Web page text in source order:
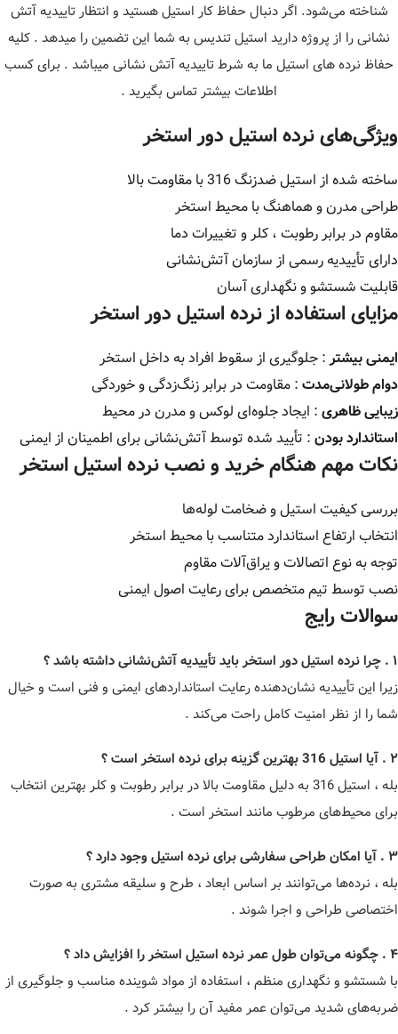
شناخته می‌شود. اگر دنبال حفاظ کار استیل هستید و انتظار تاییدیه آتش
نشانی را از پروژه دارید استیل تندیس به شما این تضمین را میدهد . کلیه
حفاظ نرده های استیل ما به شرط تاییدیه آتش نشانی میباشد . برای کسب
اطلاعات بیشتر تماس بگیرید .
ویژگی‌های نرده استیل دور استخر
ساخته شده از استیل ضدزنگ 316 با مقاومت بالا
طراحی مدرن و هماهنگ با محیط استخر
مقاوم در برابر رطوبت ، کلر و تغییرات دما
دارای تأییدیه رسمی از سازمان آتش‌نشانی
قابلیت شستشو و نگهداری آسان
مزایای استفاده از نرده استیل دور استخر
ایمنی بیشتر : جلوگیری از سقوط افراد به داخل استخر
دوام طولانی‌مدت : مقاومت در برابر زنگ‌زدگی و خوردگی
زیبایی ظاهری : ایجاد جلوه‌ای لوکس و مدرن در محیط
استاندارد بودن : تأیید شده توسط آتش‌نشانی برای اطمینان از ایمنی
نکات مهم هنگام خرید و نصب نرده استیل استخر
بررسی کیفیت استیل و ضخامت لوله‌ها
انتخاب ارتفاع استاندارد متناسب با محیط استخر
توجه به نوع اتصالات و یراق‌آلات مقاوم
نصب توسط تیم متخصص برای رعایت اصول ایمنی
سوالات رایج
۱ . چرا نرده استیل دور استخر باید تأییدیه آتش‌نشانی داشته باشد ؟
زیرا این تأییدیه نشان‌دهنده رعایت استانداردهای ایمنی و فنی است و خیال
شما را از نظر امنیت کامل راحت می‌کند .
۲ . آیا استیل 316 بهترین گزینه برای نرده استخر است ؟
بله ، استیل 316 به دلیل مقاومت بالا در برابر رطوبت و کلر بهترین انتخاب
برای محیط‌های مرطوب مانند استخر است .
۳ . آیا امکان طراحی سفارشی برای نرده استیل وجود دارد ؟
بله ، نرده‌ها می‌توانند بر اساس ابعاد ، طرح و سلیقه مشتری به صورت
اختصاصی طراحی و اجرا شوند .
۴ . چگونه می‌توان طول عمر نرده استیل استخر را افزایش داد ؟
با شستشو و نگهداری منظم ، استفاده از مواد شوینده مناسب و جلوگیری از
ضربه‌های شدید می‌توان عمر مفید آن را بیشتر کرد .